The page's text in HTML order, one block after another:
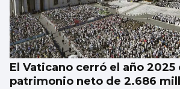
El Vaticano cerró el año 2025
patrimonio neto de 2.686